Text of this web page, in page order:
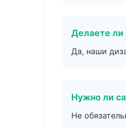
Делаете ли
Да, наши
Нужно ли
Не